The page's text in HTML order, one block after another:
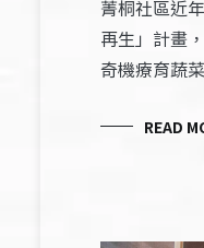
菁桐社區近
再生」計畫
奇機療育蔬
READ